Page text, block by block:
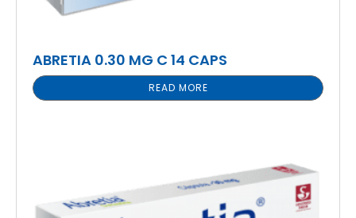
ABRETIA 0.30 MG C 14 CAPS
READ MORE